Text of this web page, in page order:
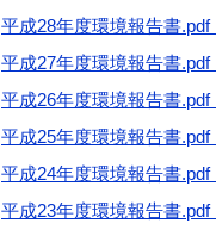
平成28年度環境報告書.pdf
平成27年度環境報告書.pdf
平成26年度環境報告書.pdf
平成25年度環境報告書.pdf
平成24年度環境報告書.pdf
平成23年度環境報告書.pdf